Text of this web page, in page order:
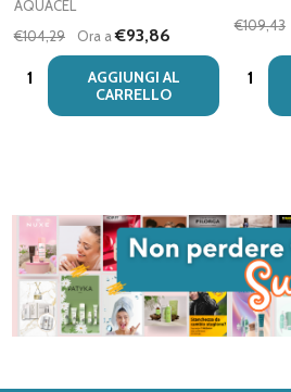
AQUACEL
€104,29
Ora a€93,86
Quantità:
AGGIUNGI AL
CARRELLO
€109,43